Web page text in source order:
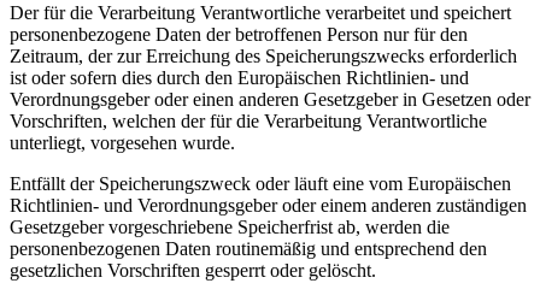
Der für die Verarbeitung Verantwortliche verarbeitet und speichert
personenbezogene Daten der betroffenen Person nur für den
Zeitraum, der zur Erreichung des Speicherungszwecks erforderlich
ist oder sofern dies durch den Europäischen Richtlinien- und
Verordnungsgeber oder einen anderen Gesetzgeber in Gesetzen oder
Vorschriften, welchen der für die Verarbeitung Verantwortliche
unterliegt, vorgesehen wurde.
Entfällt der Speicherungszweck oder läuft eine vom Europäischen
Richtlinien- und Verordnungsgeber oder einem anderen zuständigen
Gesetzgeber vorgeschriebene Speicherfrist ab, werden die
personenbezogenen Daten routinemäßig und entsprechend den
gesetzlichen Vorschriften gesperrt oder gelöscht.